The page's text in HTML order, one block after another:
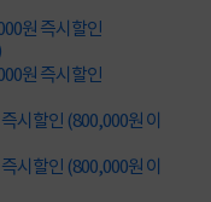
원 즉시할인
원 즉시할인
시할인 (800,000원 이
시할인 (800,000원 이